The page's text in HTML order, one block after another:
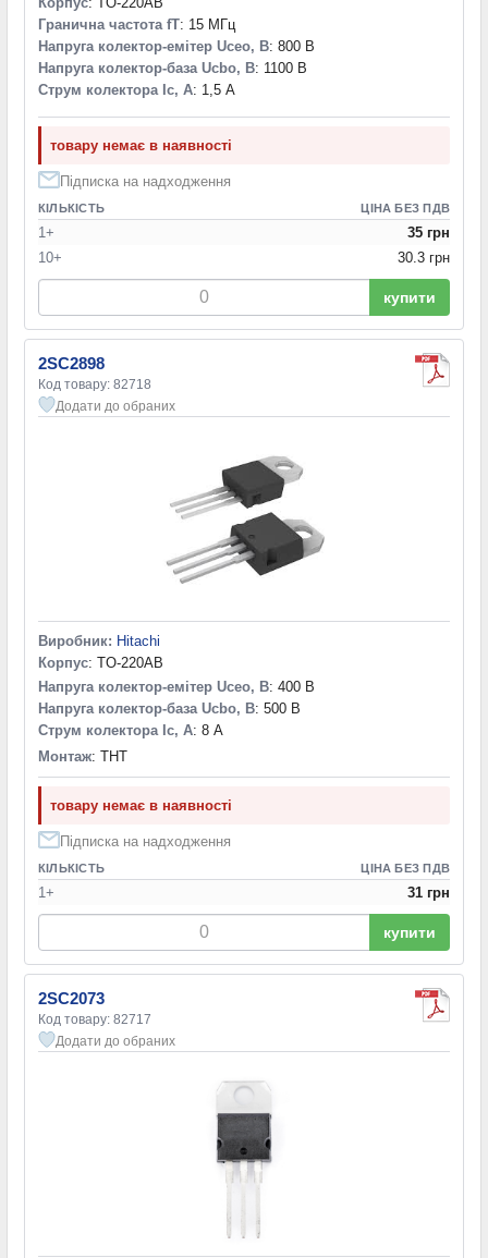
Гранична частота fT: 15 МГц
Напруга колектор-емітер Uceo, В: 800 В
Напруга колектор-база Ucbo, В: 1100 В
Струм колектора Ic, А: 1,5 А
товару немає в наявності
Підписка на надходження
КІЛЬКІСТЬ ЦІНА БЕЗ ПДВ
1+
35 грн
10+
30.3 грн
купити
2SC2898
Код товару: 82718
Додати до обраних
Виробник: Hitachi
Корпус: TO-220AB
Напруга колектор-емітер Uceo, В: 400 В
Напруга колектор-база Ucbo, В: 500 В
Струм колектора Ic, А: 8 А
Монтаж: THT
товару немає в наявності
Підписка на надходження
КІЛЬКІСТЬ ЦІНА БЕЗ ПДВ
1+ 31 грн
купити
2SC2073
Код товару: 82717
Додати до обраних